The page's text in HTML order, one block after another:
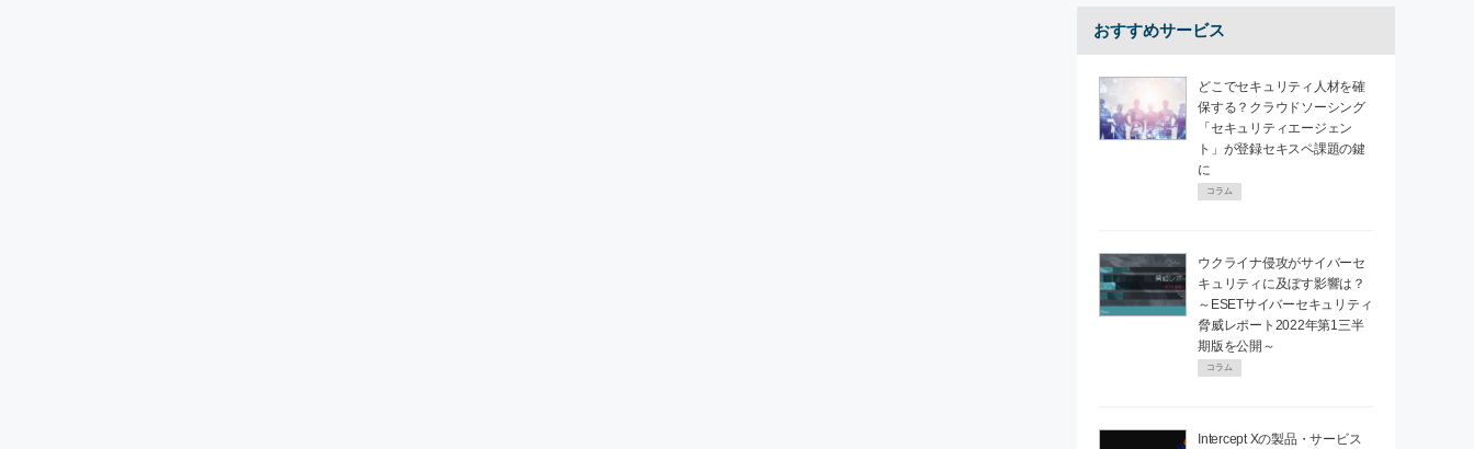
おすすめサービス
どこでセキュリティ人材を確
保する？クラウドソーシング
「セキュリティエージェン
ト」が登録セキスペ課題の鍵
に
コラム
ウクライナ侵攻がサイバーセ
キュリティに及ぼす影響は？
～ESETサイバーセキュリティ
脅威レポート2022年第1三半
期版を公開～
コラム
Intercept Xの製品・サービス